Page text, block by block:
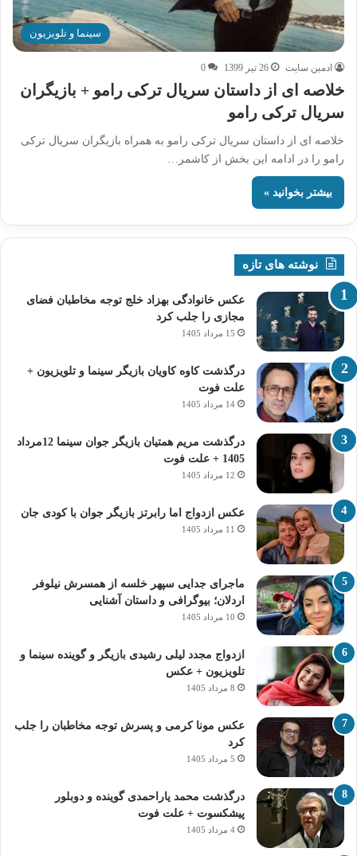
سینما و تلویزیون
ادمین سایت 26 تیر 1399 0
خلاصه ای از داستان سریال ترکی رامو + بازیگران
سریال ترکی رامو
خلاصه ای از داستان سریال ترکی رامو به همراه بازیگران سریال ترکی
رامو را در ادامه این بخش از کاشمر…
بیشتر بخوانید »
نوشته های تازه
عکس خانوادگی بهزاد خلج توجه مخاطبان فضای
مجازی را جلب کرد
15 مرداد 1405
درگذشت کاوه کاویان بازیگر سینما و تلویزیون +
علت فوت
14 مرداد 1405
درگذشت مریم همتیان بازیگر جوان سینما 12مرداد
1405 + علت فوت
12 مرداد 1405
عکس ازدواج اما رابرتز بازیگر جوان با کودی جان
11 مرداد 1405
ماجرای جدایی سپهر خلسه از همسرش نیلوفر
اردلان؛ بیوگرافی و داستان آشنایی
10 مرداد 1405
ازدواج مجدد لیلی رشیدی بازیگر و گوینده سینما و
تلویزیون + عکس
8 مرداد 1405
عکس مونا کرمی و پسرش توجه مخاطبان را جلب
کرد
5 مرداد 1405
درگذشت محمد یاراحمدی گوینده و دوبلور
پیشکسوت + علت فوت
4 مرداد 1405